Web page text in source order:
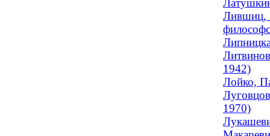
Лившиц,
1942)
Лойко,
1970)